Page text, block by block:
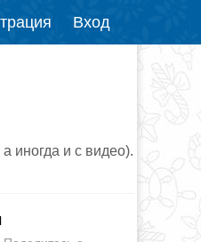
Вход
иногда и с видео).